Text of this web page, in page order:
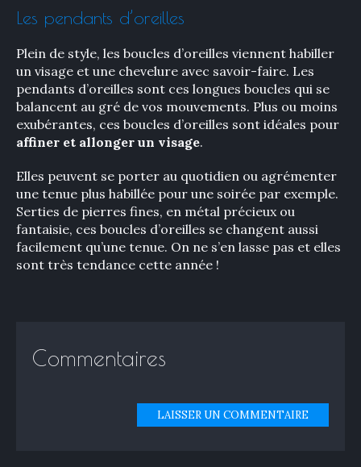
Les pendants d’oreilles
Plein de style, les boucles d’oreilles viennent habiller
un visage et une chevelure avec savoir-faire. Les
pendants d’oreilles sont ces longues boucles qui se
balancent au gré de vos mouvements. Plus ou moins
exubérantes, ces boucles d’oreilles sont idéales pour
affiner et allonger un visage.
Elles peuvent se porter au quotidien ou agrémenter
une tenue plus habillée pour une soirée par exemple.
Serties de pierres fines, en métal précieux ou
fantaisie, ces boucles d’oreilles se changent aussi
facilement qu’une tenue. On ne s’en lasse pas et elles
sont très tendance cette année !
Commentaires
LAISSER UN COMMENTAIRE